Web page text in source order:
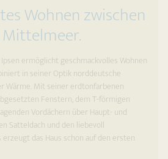
Wohnen zwischen
ermöglicht geschmackvolles Wohnen
in seiner Optik norddeutsche
Wärme. Mit seiner erdtonfarbenen
Fenstern, dem T-förmigen
Vordächern über Haupt- und
Satteldach und den liebevoll
das Haus schon auf den ersten